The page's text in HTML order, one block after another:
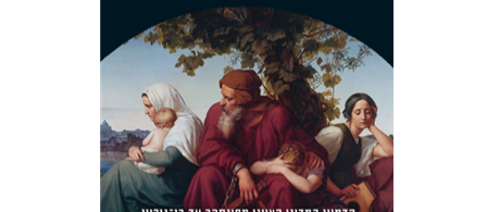
הנחת אתר ספר מודפס
$42
$38